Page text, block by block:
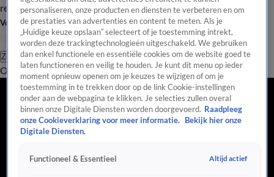
redactie
Volg Hart van Nederland
Zoeken
OverzichtRegioUitzendingenWeerTip de redactiePanelVideo's
personaliseren, onze producten en diensten te verbeteren en om
de prestaties van advertenties en content te meten. Als je
„Huidige keuze opslaan” selecteert of je toestemming intrekt,
worden deze trackingtechnologieën uitgeschakeld. We gebruiken
dan enkel functionele en essentiële cookies om de website goed te
laten functioneren en veilig te houden. Je kunt dit menu op ieder
moment opnieuw openen om je keuzes te wijzigen of om je
toestemming in te trekken door op de link Cookie-instellingen
onder aan de webpagina te klikken. Je selecties zullen overal
binnen onze Digitale Diensten worden doorgevoerd. Raadpleeg
onze Cookieverklaring voor meer informatie.
Bekijk hier onze
Digitale Diensten.
Functioneel & Essentieel Altijd actief